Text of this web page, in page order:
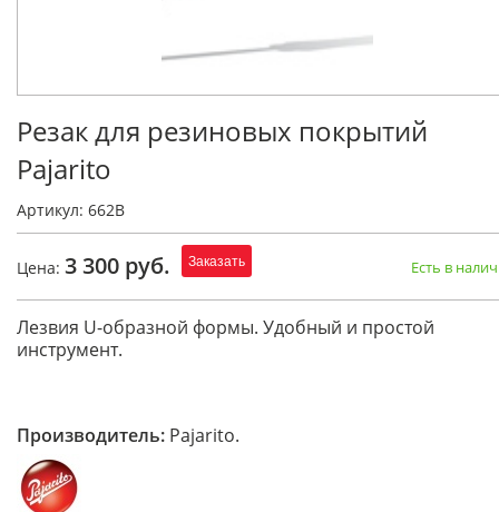
Резак для резиновых покрытий
Pajarito
Артикул: 662B
Цена: 3 300 руб. Заказать Есть в
Лезвия U-образной формы. Удобный и простой
инструмент.
Производитель: Pajarito.